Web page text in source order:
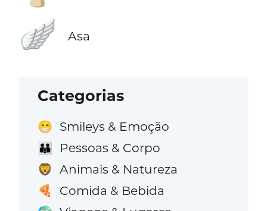
🪽 Asa
Categorias
😁 Smileys & Emoção
👪 Pessoas & Corpo
🦁 Animais & Natureza
🍕 Comida & Bebida